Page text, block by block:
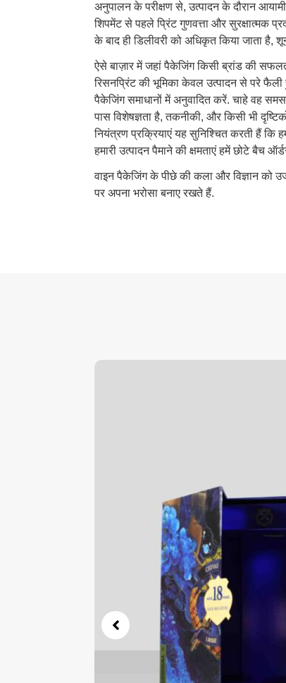
अनुपालन के परीक्षण से, उत्पादन के दौरान
शिपमेंट से पहले प्रिंट गुणवत्ता और सुरक्षात्मक
के बाद ही डिलीवरी को अधिकृत किया जाता है,
ऐसे बाज़ार में जहां पैकेजिंग किसी ब्रांड की
रिसनप्रिंट की भूमिका केवल उत्पादन से परे
पैकेजिंग समाधानों में अनुवादित करें. चाहे वह
पास विशेषज्ञता है, तकनीकी, और किसी भी
नियंत्रण प्रक्रियाएं यह सुनिश्चित करती हैं कि
हमारी उत्पादन पैमाने की क्षमताएं हमें छोटे बैच
वाइन पैकेजिंग के पीछे की कला और विज्ञान को
पर अपना भरोसा बनाए रखते हैं.